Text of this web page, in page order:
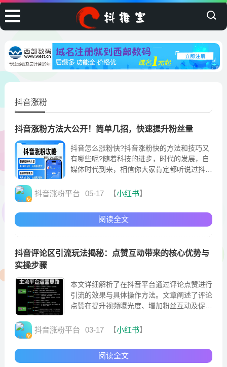
抖音涨粉
抖音涨粉方法大公开！简单几招，快速提升粉丝量
抖音怎么涨粉快?抖音涨粉快的方法和技巧又
有哪些呢?随着科技的进步，时代的发展，自
媒体时代到来，相信你大家肯定都听说过抖音
抖音涨粉平台 05-17 【小红书】
阅读全文
抖音评论区引流玩法揭秘：点赞互动带来的核心优势与
实操步骤
本文详细解析了在抖音平台通过评论点赞进行
引流的效果与具体操作方法。文章阐述了评论
点赞在提升视频曝光度、增加粉丝互动及促进
抖音涨粉平台 03-17 【小红书】
阅读全文